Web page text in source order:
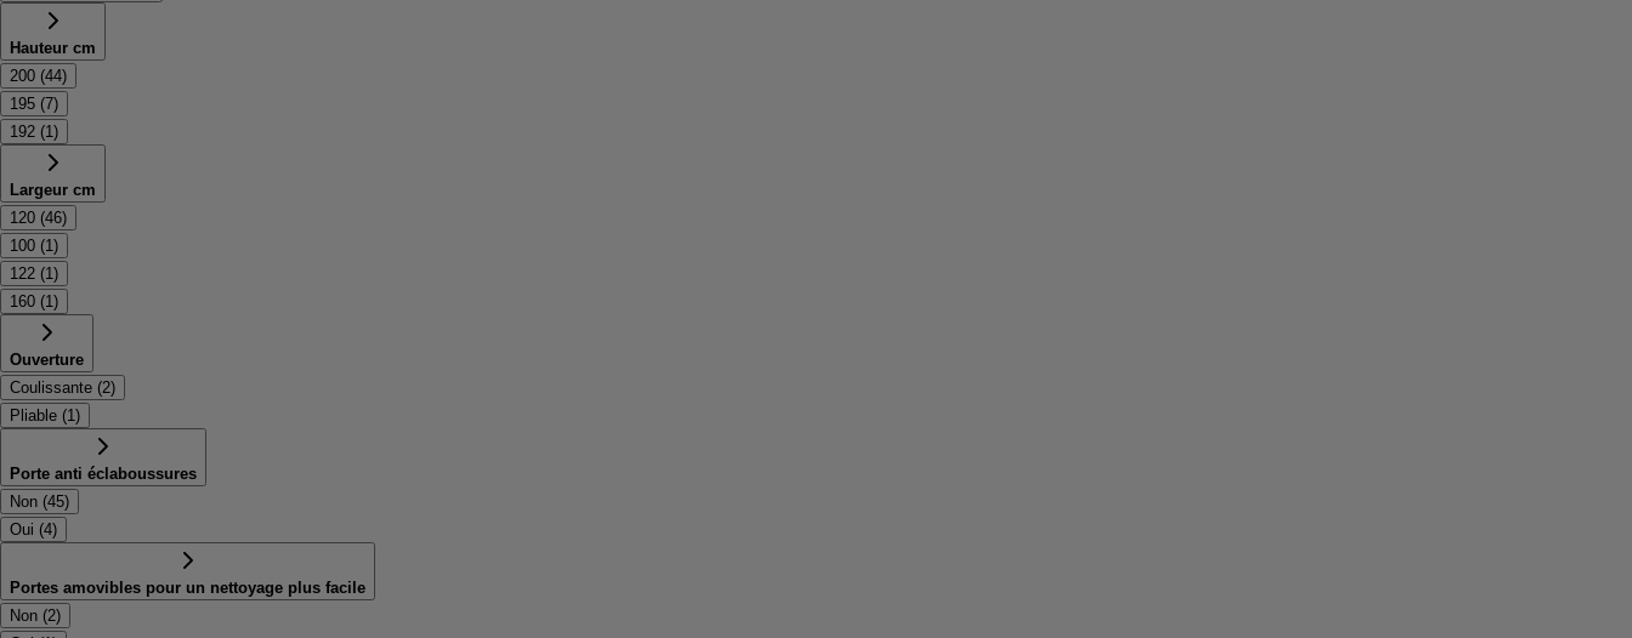
Hauteur cm
200 (44)
195 (7)
192 (1 )
Largeur cm
120 (46)
100 (1 )
122 (1 )
160 (1 )
Ouverture
Coulissante (2)
Pliable (1 )
Porte anti éclaboussures
Non (45)
Oui (4)
Portes amovibles pour un nettoyage plus facile
Non (2)